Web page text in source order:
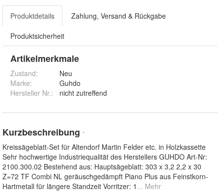
Produktdetails Zahlung, Versand & Rückgabe
Produktsicherheit
Artikelmerkmale
Zustand:
Neu
Marke:
Guhdo
Hersteller Nr.:
nicht zutreffend
Kurzbeschreibung *
Kreissägeblatt-Set für Altendorf Martin Felder etc. in Holzkassette
Sehr hochwertige Industriequalität des Herstellers GUHDO Art-Nr:
2100.300.02 Bestehend aus: Hauptsägeblatt: 303 x 3,2 2,2 x 30
Z=72 TF Combi NL geräuschgedämpft Piano Plus aus Feinstkorn-
Hartmetall für längere Standzeit Vorritzer: 1 ... Mehr